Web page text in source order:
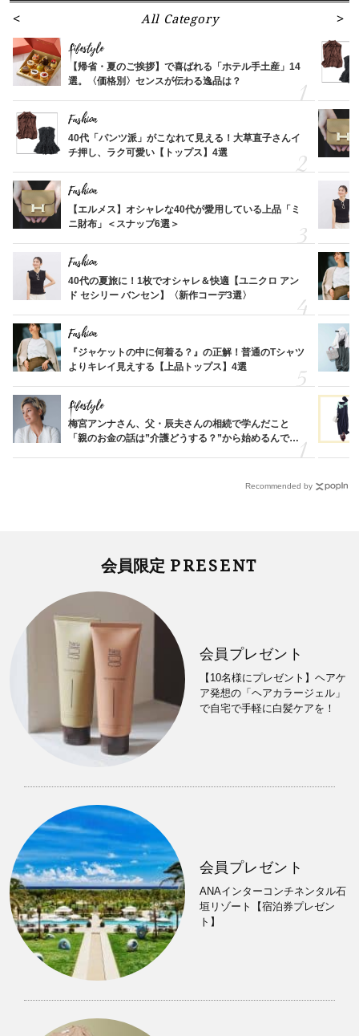
All Category
Lifestyle
【帰省・夏のご挨拶】で喜ばれる「ホテル手土産」14
選。〈価格別〉センスが伝わる逸品は？
Fashion
40代「パンツ派」がこなれて見える！大草直子さんイ
チ押し、ラク可愛い【トップス】4選
Fashion
【エルメス】オシャレな40代が愛用している上品「ミ
ニ財布」＜スナップ6選＞
Fashion
40代の夏旅に！1枚でオシャレ＆快適【ユニクロ アン
ド セシリー バンセン】〈新作コーデ3選〉
Fashion
『ジャケットの中に何着る？』の正解！普通のTシャツ
よりキレイ見えする【上品トップス】4選
Lifestyle
梅宮アンナさん、父・辰夫さんの相続で学んだこと
「親のお金の話は”介護どうする？”から始めるんで
Recommended by
会員限定 PRESENT
会員プレゼント
【10名様にプレゼント】ヘアケ
ア発想の「ヘアカラージェル」
で自宅で手軽に白髪ケアを！
会員プレゼント
ANAインターコンチネンタル石
垣リゾート【宿泊券プレゼン
ト】